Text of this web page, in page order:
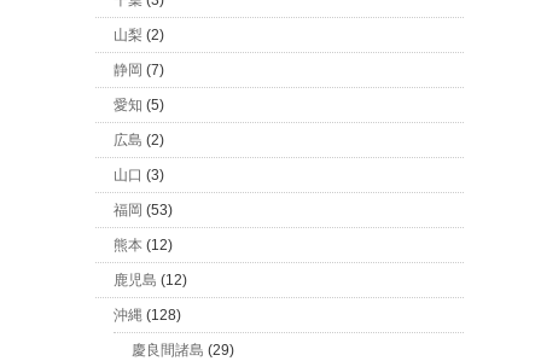
山梨 (2)
静岡 (7)
愛知 (5)
広島 (2)
山口 (3)
福岡 (53)
熊本 (12)
鹿児島 (12)
沖縄 (128)
慶良間諸島 (29)